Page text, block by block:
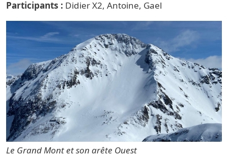
Participants Didier X2, Antoine, Gael
Le Grand Mont et son arête Ouest